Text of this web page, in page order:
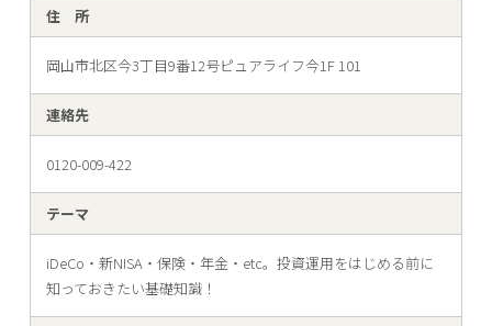
住 所
岡山市北区今3丁目9番12号ピュアライフ今1F 101
連絡先
0120-009-422
テーマ
iDeCo・新NISA・保険・年金・etc。投資運用をはじめる前に
知っておきたい基礎知識！